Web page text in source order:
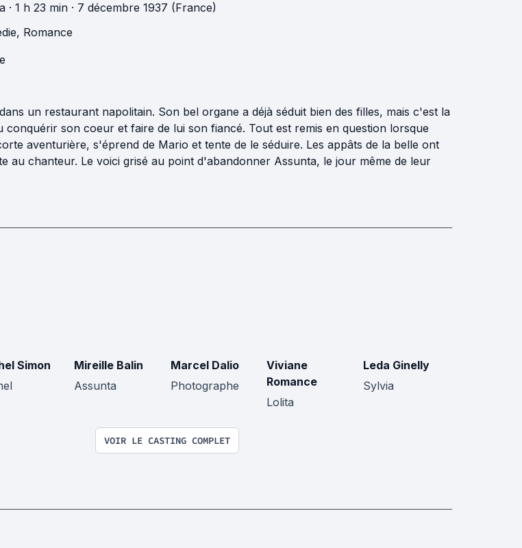
· 1 h 23 min · 7 décembre 1937 (France)
, Romance
un restaurant napolitain. Son bel organe a déjà séduit bien des filles, mais c'est la
conquérir son coeur et faire de lui son fiancé. Tout est remis en question lorsque
aventurière, s'éprend de Mario et tente de le séduire. Les appâts de la belle ont
au chanteur. Le voici grisé au point d'abandonner Assunta, le jour même de leur
Simon
Mireille Balin
Assunta
Marcel Dalio
Photographe
Viviane
Romance
Lolita
Leda Ginelly
Sylvia
VOIR LE CASTING COMPLET